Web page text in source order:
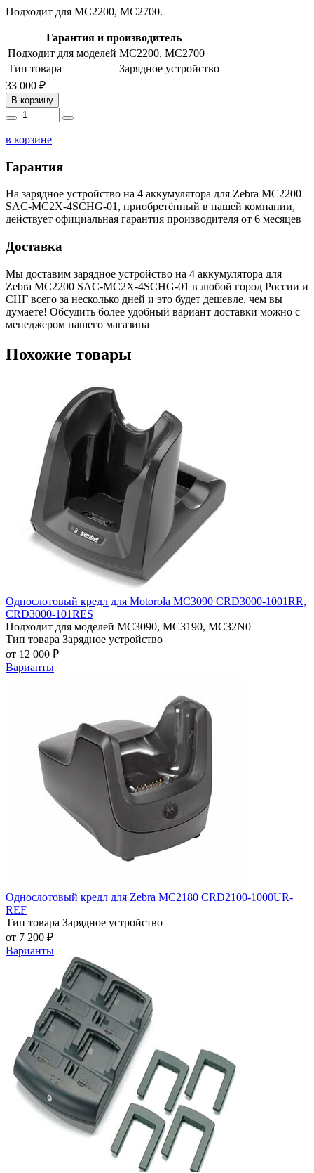
Подходит для MC2200, MC2700.
Гарантия и производитель
Подходит для моделей MC2200, MC2700
Тип товара
Зарядное устройство
33 000 ₽
В корзину
в корзине
Гарантия
На зарядное устройство на 4 аккумулятора для Zebra MC2200
SAC-MC2X-4SCHG-01, приобретённый в нашей компании,
действует официальная гарантия производителя от 6 месяцев
Доставка
Мы доставим зарядное устройство на 4 аккумулятора для
Zebra MC2200 SAC-MC2X-4SCHG-01 в любой город России и
СНГ всего за несколько дней и это будет дешевле, чем вы
думаете! Обсудить более удобный вариант доставки можно с
менеджером нашего магазина
Похожие товары
Однослотовый кредл для Motorola MC3090 СRD3000-1001RR,
СRD3000-101RES
Подходит для моделей MC3090, MC3190, MC32N0
Тип товара Зарядное устройство
от 12 000 ₽
Варианты
Однослотовый кредл для Zebra MC2180 CRD2100-1000UR-
REF
Тип товара Зарядное устройство
от 7 200 ₽
Варианты